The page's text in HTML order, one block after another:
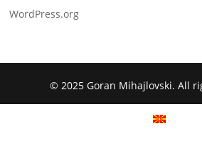
WordPress.org
© 2025 Goran Mihajlovski. All